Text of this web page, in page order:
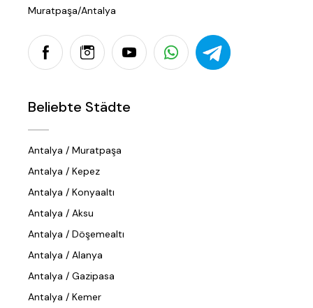
Muratpaşa/Antalya
Beliebte Städte
Antalya / Muratpaşa
Antalya / Kepez
Antalya / Konyaaltı
Antalya / Aksu
Antalya / Döşemealtı
Antalya / Alanya
Antalya / Gazipasa
Antalya / Kemer